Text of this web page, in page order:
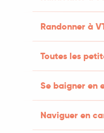
Randonner à
Toutes les
Se baigner en
Naviguer en